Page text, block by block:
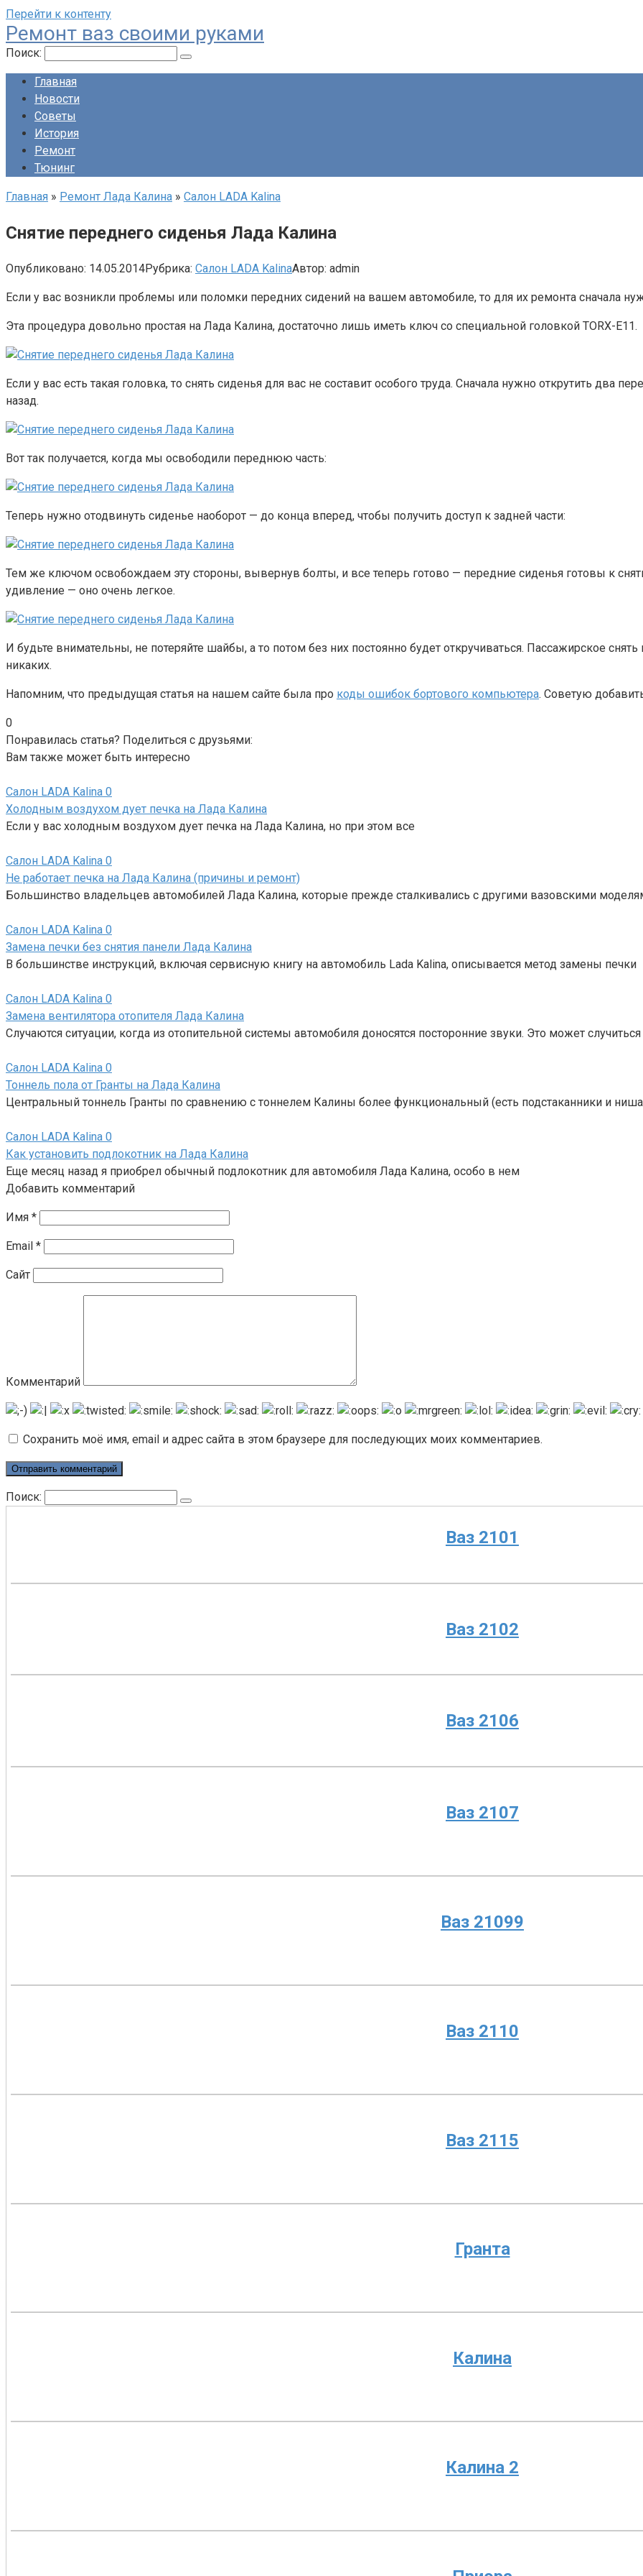
Перейти к контенту
Ремонт ваз своими руками
Поиск:
Главная
Новости
Советы
История
Ремонт
Тюнинг
Главная » Ремонт Лада Калина » Салон LADA Kalina
Снятие переднего сиденья Лада Калина
Опубликовано: 14.05.2014Рубрика: Салон LADA KalinaАвтор: admin
Если у вас возникли проблемы или поломки передних сидений на вашем автомобиле, то для их ремонта сначала
Эта процедура довольно простая на Лада Калина, достаточно лишь иметь ключ со специальной головкой TORX-E11.
Если у вас есть такая головка, то снять сиденья для вас не составит особого труда. Сначала нужно открутить два
назад.
Вот так получается, когда мы освободили переднюю часть:
Теперь нужно отодвинуть сиденье наоборот — до конца вперед, чтобы получить доступ к задней части:
Тем же ключом освобождаем эту стороны, вывернув болты, и все теперь готово — передние сиденья готовы к
удивление — оно очень легкое.
И будьте внимательны, не потеряйте шайбы, а то потом без них постоянно будет откручиваться. Пассажирское
никаких.
Напомним, что предыдущая статья на нашем сайте была про коды ошибок бортового компьютера. Советую
0
Понравилась статья? Поделиться с друзьями:
Вам также может быть интересно
Салон LADA Kalina 0
Холодным воздухом дует печка на Лада Калина
Если у вас холодным воздухом дует печка на Лада Калина, но при этом все
Салон LADA Kalina 0
Не работает печка на Лада Калина (причины и ремонт)
Большинство владельцев автомобилей Лада Калина, которые прежде сталкивались с другими вазовскими
Салон LADA Kalina 0
Замена печки без снятия панели Лада Калина
В большинстве инструкций, включая сервисную книгу на автомобиль Lada Kalina, описывается метод замены печки
Салон LADA Kalina 0
Замена вентилятора отопителя Лада Калина
Случаются ситуации, когда из отопительной системы автомобиля доносятся посторонние звуки. Это может случиться
Салон LADA Kalina 0
Тоннель пола от Гранты на Лада Калина
Центральный тоннель Гранты по сравнению с тоннелем Калины более функциональный (есть подстаканники и ниша
Салон LADA Kalina 0
Как установить подлокотник на Лада Калина
Еще месяц назад я приобрел обычный подлокотник для автомобиля Лада Калина, особо в нем
Добавить комментарий
Имя *
Email *
Сайт
Комментарий
Сохранить моё имя, email и адрес сайта в этом браузере для последующих моих комментариев.
Поиск:
Ваз 2101
Ваз 2102
Ваз 2106
Ваз 2107
Ваз 21099
Ваз 2110
Ваз 2115
Гранта
Калина
Калина 2